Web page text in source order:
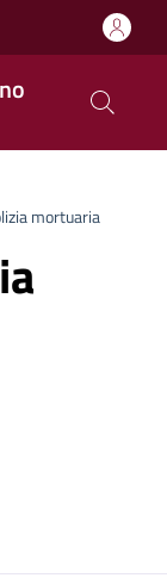
mortuaria